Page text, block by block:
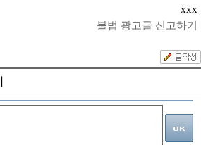
xxx
불법 광고글 신고하기